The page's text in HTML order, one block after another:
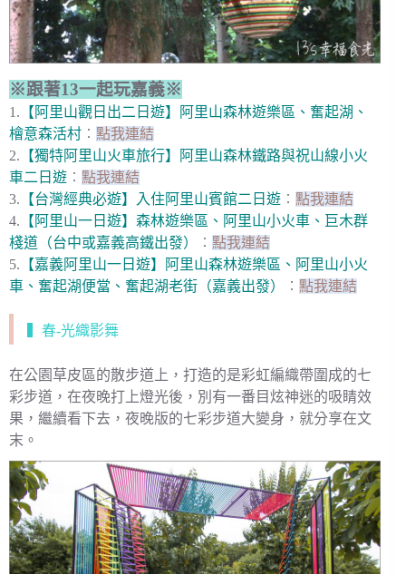
※跟著13一起玩嘉義※
1. 【阿里山觀日出二日遊】阿里山森林遊樂區、奮起湖、
檜意森活村 ︰ 點我連結
2. 【獨特阿里山火車旅行】阿里山森林鐵路與祝山線小火
車二日遊 ︰ 點我連結
3. 【台灣經典必遊】入住阿里山賓館二日遊 ︰ 點我連結
4. 【阿里山一日遊】森林遊樂區、阿里山小火車、巨木群
棧道（台中或嘉義高鐵出發）
︰ 點我連結
5. 【嘉義阿里山一日遊】阿里山森林遊樂區、阿里山小火
車、奮起湖便當、奮起湖老街（嘉義出發）
︰ 點我連結
▍春-光織影舞
在公園草皮區的散步道上，打造的是彩虹編織帶圍成的七
彩步道，在夜晚打上燈光後，別有一番目炫神迷的吸睛效
果，繼續看下去，夜晚版的七彩步道大變身，就分享在文
末。